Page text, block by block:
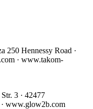
250 Hennessy Road ·
· www.takom-
3 · 42477
www.glow2b.com